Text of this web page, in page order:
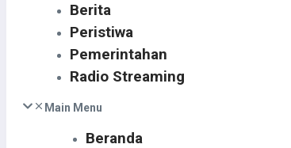
Berita
Peristiwa
Pemerintahan
Radio Streaming
Main Menu
Beranda